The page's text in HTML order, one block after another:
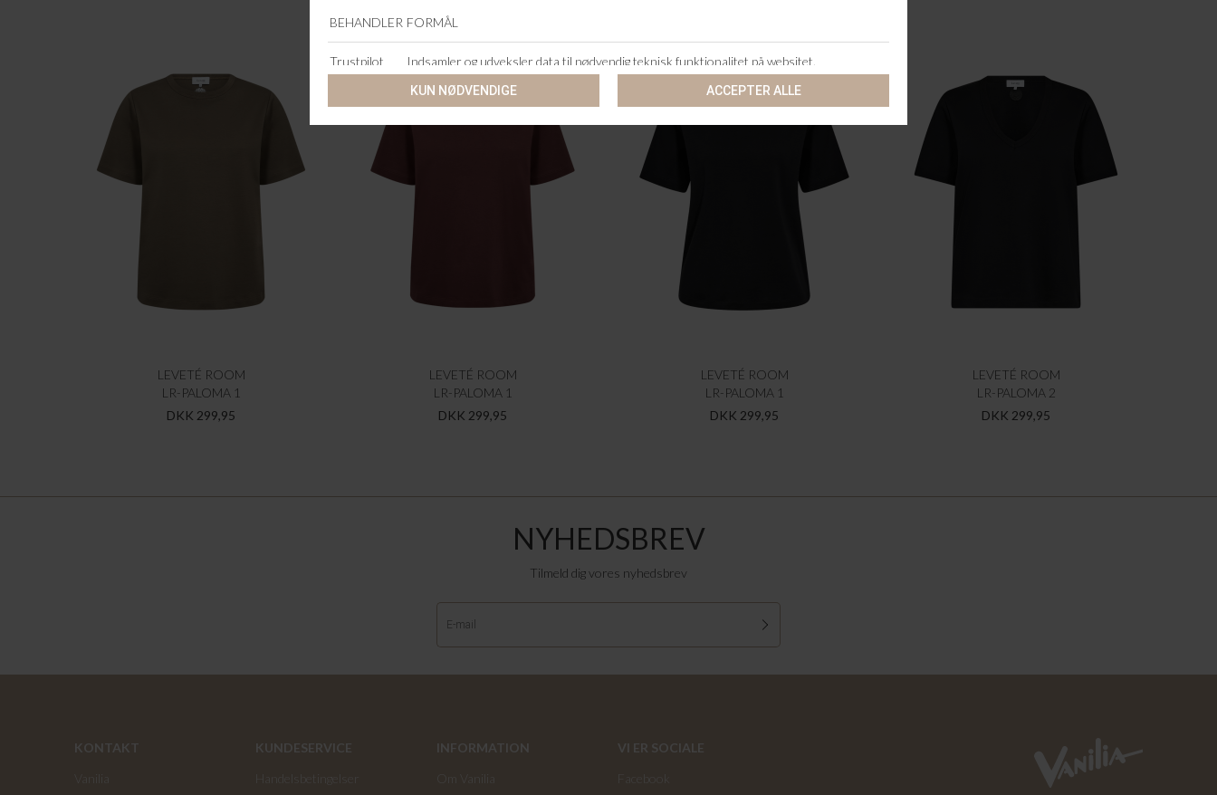
LEVETÉ ROOM
LR-PALOMA 1
DKK 299,95
LEVETÉ ROOM
LR-PALOMA 1
DKK 299,95
LEVETÉ ROOM
LR-PALOMA 1
DKK 299,95
LEVETÉ ROOM
LR-PALOMA 2
DKK 299,95
NYHEDSBREV
Tilmeld dig vores nyhedsbrev
KONTAKT
KUNDESERVICE
INFORMATION
VI ER SOCIALE